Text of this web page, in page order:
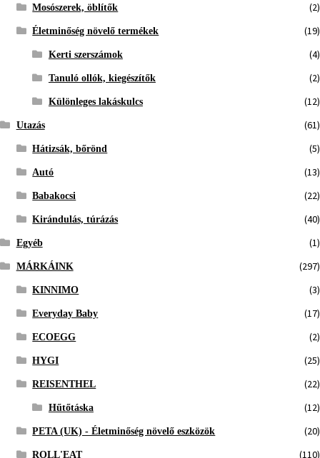
Mosószerek, öblítők (2)
Életminőség növelő termékek (19)
Kerti szerszámok (4)
Tanuló ollók, kiegészítők (2)
Különleges lakáskulcs (12)
Utazás (61)
Hátizsák, bőrönd (5)
Autó (13)
Babakocsi (22)
Kirándulás, túrázás (40)
Egyéb (1)
MÁRKÁINK (297)
KINNIMO (3)
Everyday Baby (17)
ECOEGG (2)
HYGI (25)
REISENTHEL (22)
Hűtőtáska (12)
PETA (UK) - Életminőség növelő eszközök (20)
ROLL'EAT (110)